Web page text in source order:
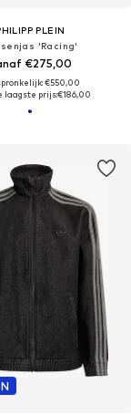
PLEIN
'Racing'
€275,00
€550,00
laagste prijs:€186,00